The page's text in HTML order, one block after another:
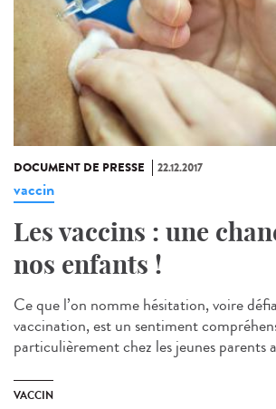
DOCUMENT DE PRESSE 22.12.2017
vaccin
Les vaccins : une
nos enfants !
Ce que l’on nomme hésitation, voire
vaccination, est un sentiment
particulièrement chez les jeunes parents
VACCIN